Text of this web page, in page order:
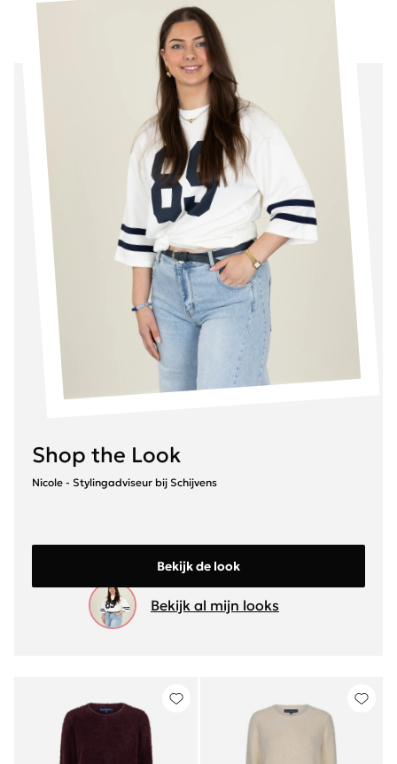
Shop the Look
Nicole - Stylingadviseur bij Schijvens
Bekijk de look
Bekijk al mijn looks